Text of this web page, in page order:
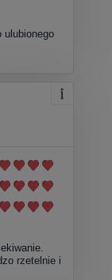
ulubionego
rzetelnie i